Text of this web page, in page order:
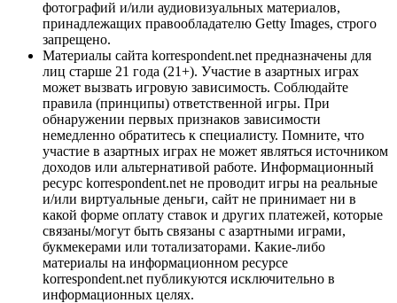
фотографий и/или аудиовизуальных материалов,
принадлежащих правообладателю Getty Images, строго
запрещено.
Материалы сайта korrespondent.net предназначены для
лиц старше 21 года (21+). Участие в азартных играх
может вызвать игровую зависимость. Соблюдайте
правила (принципы) ответственной игры. При
обнаружении первых признаков зависимости
немедленно обратитесь к специалисту. Помните, что
участие в азартных играх не может являться источником
доходов или альтернативой работе. Информационный
ресурс korrespondent.net не проводит игры на реальные
и/или виртуальные деньги, сайт не принимает ни в
какой форме оплату ставок и других платежей, которые
связаны/могут быть связаны с азартными играми,
букмекерами или тотализаторами. Какие-либо
материалы на информационном ресурсе
korrespondent.net публикуются исключительно в
информационных целях.